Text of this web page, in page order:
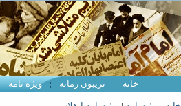
ویژه نامه تریبون زمانه خانه